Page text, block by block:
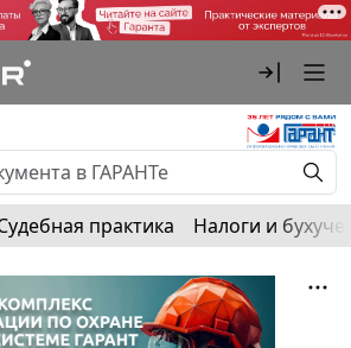
практика Налоги и